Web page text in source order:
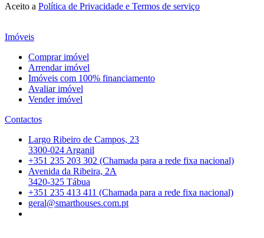
Aceito a Política de Privacidade e Termos de serviço
Imóveis
Comprar imóvel
Arrendar imóvel
Imóveis com 100% financiamento
Avaliar imóvel
Vender imóvel
Contactos
Largo Ribeiro de Campos, 23
3300-024 Arganil
+351 235 203 302 (Chamada para a rede fixa nacional)
Avenida da Ribeira, 2A
3420-325 Tábua
+351 235 413 411 (Chamada para a rede fixa nacional)
geral@smarthouses.com.pt